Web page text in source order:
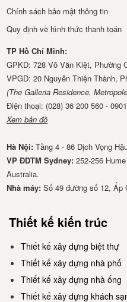
Chính sách bảo mật thông tin
Quy định về hình thức thanh toán
TP Hồ Chí Minh:
GPKD: 728 Võ Văn Kiệt, Phường
VPGD: 20 Nguyễn Thiện Thành,
(The Galleria Residence,
Điện thoại: (028) 36 200 560 -
Xem bản đồ
Hà Nội:Tầng 4 - 86 Dịch Vọng
VP ĐDTM Sydney: 252-256
Australia.
Nhà má​y: Số 49 đường số 12, Ấp
Thiết kế kiến trúc
Thiết kế xây dựng biệt thự
Thiết kế xây dựng nhà phố
Thiết kế xây dựng nhà ống
Thiết kế xây dựng khách